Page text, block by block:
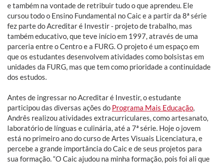
e também na vontade de retribuir tudo o que aprendeu. Ele
cursou todo o Ensino Fundamental no Caic e a partir da 8ª série
fez parte do Acreditar é Investir - projeto de trabalho, mas
também educativo, que teve início em 1997, através de uma
parceria entre o Centro e a FURG. O projeto é um espaço em
que os estudantes desenvolvem atividades como bolsistas em
unidades da FURG, mas que tem como prioridade a continuidade
dos estudos.
Antes de ingressar no Acreditar é Investir, o estudante
participou das diversas ações do Programa Mais Educação,
Andrês realizou atividades extracurriculares, como artesanato,
laboratório de línguas e culinária, até a 7ª série. Hoje o jovem
está no primeiro ano do curso de Artes Visuais Licenciatura, e
percebe a grande importância do Caic e de seus projetos para
sua formação. “O Caic ajudou na minha formação, pois foi ali que